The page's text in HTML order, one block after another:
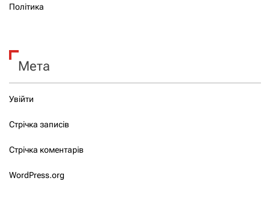
Політика
Мета
Увійти
Стрічка записів
Стрічка коментарів
WordPress.org